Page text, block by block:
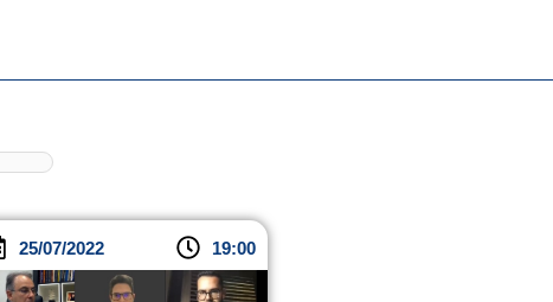
25/07/2022 19:00